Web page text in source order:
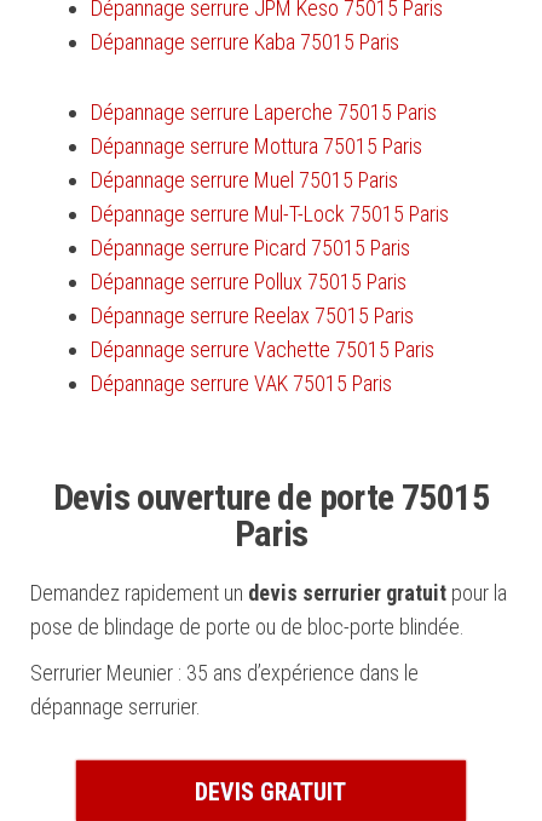
Dépannage serrure JPM Keso 75015 Paris
Dépannage serrure Kaba 75015 Paris
Dépannage serrure Laperche 75015 Paris
Dépannage serrure Mottura 75015 Paris
Dépannage serrure Muel 75015 Paris
Dépannage serrure Mul-T-Lock 75015 Paris
Dépannage serrure Picard 75015 Paris
Dépannage serrure Pollux 75015 Paris
Dépannage serrure Reelax 75015 Paris
Dépannage serrure Vachette 75015 Paris
Dépannage serrure VAK 75015 Paris
Devis ouverture de porte 75015
Paris
Demandez rapidement un devis serrurier gratuit pour la
pose de blindage de porte ou de bloc-porte blindée.
Serrurier Meunier : 35 ans d’expérience dans le
dépannage serrurier.
DEVIS GRATUIT